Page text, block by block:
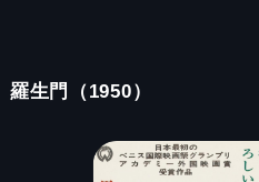
羅生門（1950）